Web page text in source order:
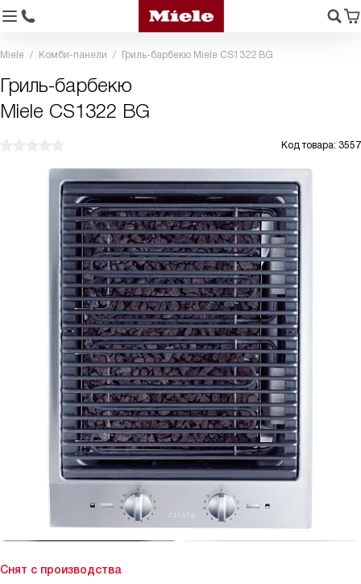
Miele Комби-панели Гриль-барбекю Miele CS1322 BG
Гриль-барбекю
Miele CS1322 BG
Код товара: 3557
Снят с производства